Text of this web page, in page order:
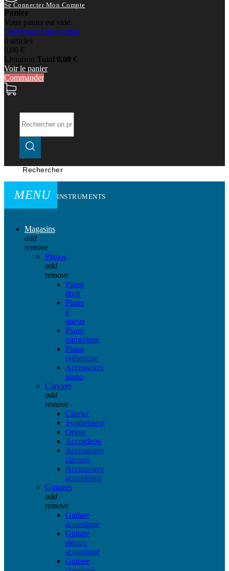
Se Connecter Mon Compte
Panier
Votre panier est vide.
Commencer mes achats
0 articles
0,00 €
Livraison Total 0,00 €
Voir le panier
Commander
Rechercher
MENU INSTRUMENTS
Magasins
add
remove
Pianos
add
remove
Piano
droit
Piano
à
queue
Piano
numerique
Piano
rythmique
Accessoires
piano
Claviers
add
remove
Clavier
Synthetiseur
Orgue
Accordeon
Accessoires
claviers
Accessoires
accordeons
Guitares
add
remove
Guitare
acoustique
Guitare
electro
acoustique
Guitare